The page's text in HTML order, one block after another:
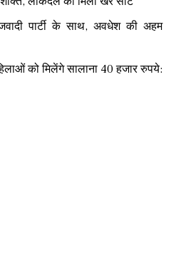
पार्टी के साथ, अवधेश की अहम
को मिलेंगे सालाना 40 हजार रुपये: